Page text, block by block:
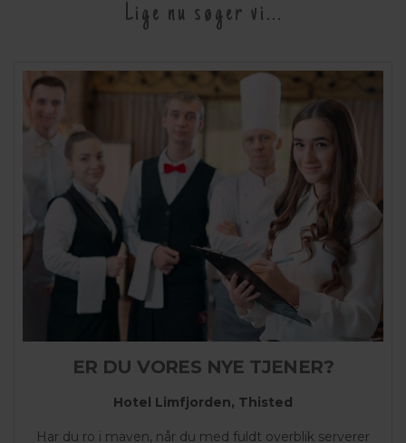
Lige nu søger vi...
ER DU VORES NYE TJENER?
Hotel Limfjorden, Thisted
Har du ro i maven, når du med fuldt overblik serverer